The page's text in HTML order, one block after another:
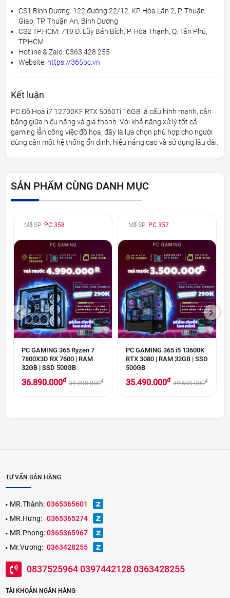
CS1 Bình Dương: 122 đường 22/12, KP Hòa Lân 2, P. Thuận
Giao, TP. Thuận An, Bình Dương
CS2 TP.HCM: 719 Đ. Lũy Bán Bích, P. Hòa Thạnh, Q. Tân Phú,
TP.HCM
Hotline & Zalo: 0363 428 255
Website: https://365pc.vn
Kết luận
PC Đồ Họa i7 12700KF RTX 5060Ti 16GB là cấu hình mạnh, cân
bằng giữa hiệu năng và giá thành. Với khả năng xử lý tốt cả
gaming lẫn công việc đồ họa, đây là lựa chọn phù hợp cho người
dùng cần một hệ thống ổn định, hiệu năng cao và sử dụng lâu dài.
SẢN PHẨM CÙNG DANH MỤC
PREVIOUS
Mã SP: PC 358
PC GAMING 365 Ryzen 7
7800X3D RX 7600 | RAM
32GB | SSD 500GB
36.890.000đ 39.890.000đ
Mã SP: PC 357
PC GAMING 365 i5 13600K
RTX 3080 | RAM 32GB | SSD
500GB
35.490.000đ 39.590.000đ
NEXT
TƯ VẤN BÁN HÀNG
MR.Thành: 0365365601
MR.Hưng: 0365365274
MR.Phong: 0365365967
Mr.Vương: 0363428255
0837525964 0397442128 0363428255
TÀI KHOẢN NGÂN HÀNG